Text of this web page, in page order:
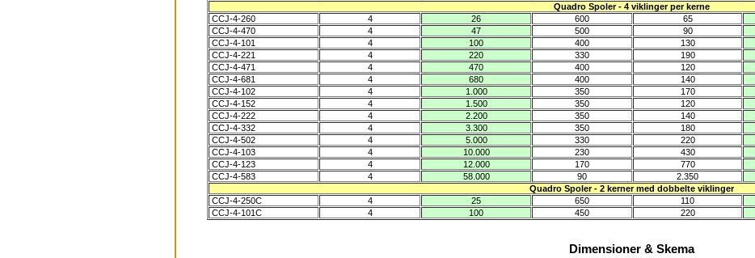
Quadro Spoler - 4 viklinger per kerne
CCJ-4-260
4 26 600 65
CCJ-4-470
4 47 500 90
CCJ-4-101
4 100 400 130
CCJ-4-221
4 220 330 190
CCJ-4-471
4 470 400 120
CCJ-4-681
4 680 400 140
CCJ-4-102
4 1.000 350 170
CCJ-4-152
4 1.500 350 120
CCJ-4-222
4 2.200 350 140
CCJ-4-332
4 3.300 350 180
CCJ-4-502
4 5.000 330 220
CCJ-4-103
4 10.000 230 430
CCJ-4-123
4 12.000 170 770
CCJ-4-583
4 58.000 90 2.350
Quadro Spoler - 2 kerner med dobbelte viklinger
CCJ-4-250C
4 25 650 110
CCJ-4-101C
4 100 450 220
Dimensioner & Skema